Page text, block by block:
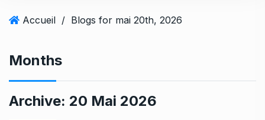
Accueil / Blogs for mai 20th, 2026
Months
Archive: 20 Mai 2026